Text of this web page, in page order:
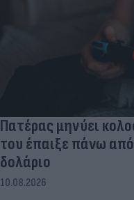
Πατέρας μηνύει
του έπαιξε πάνω
δολάριο
10.08.2026